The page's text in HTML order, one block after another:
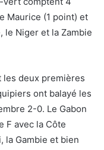
Maurice (1 point) et
le Niger et la Zambie
les deux premières
ont balayé les
2-0. Le Gabon
F avec la Côte
la Gambie et bien